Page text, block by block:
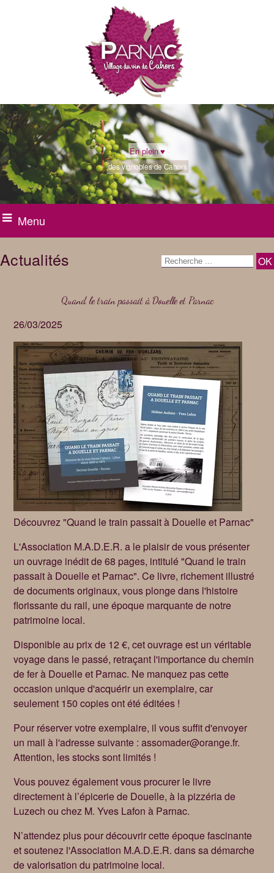
En plein ♥
des vignobles de Cahors
Menu
Actualités
Quand le train passait à Douelle et Parnac
26/03/2025
Découvrez "Quand le train passait à Douelle et Parnac"
L'Association M.A.D.E.R. a le plaisir de vous présenter
un ouvrage inédit de 68 pages, intitulé "Quand le train
passait à Douelle et Parnac". Ce livre, richement illustré
de documents originaux, vous plonge dans l'histoire
florissante du rail, une époque marquante de notre
patrimoine local.
Disponible au prix de 12 €, cet ouvrage est un véritable
voyage dans le passé, retraçant l'importance du chemin
de fer à Douelle et Parnac. Ne manquez pas cette
occasion unique d'acquérir un exemplaire, car
seulement 150 copies ont été éditées !
Pour réserver votre exemplaire, il vous suffit d'envoyer
un mail à l'adresse suivante : assomader@orange.fr.
Attention, les stocks sont limités !
Vous pouvez également vous procurer le livre
directement à l’épicerie de Douelle, à la pizzéria de
Luzech ou chez M. Yves Lafon à Parnac.
N’attendez plus pour découvrir cette époque fascinante
et soutenez l'Association M.A.D.E.R. dans sa démarche
de valorisation du patrimoine local.